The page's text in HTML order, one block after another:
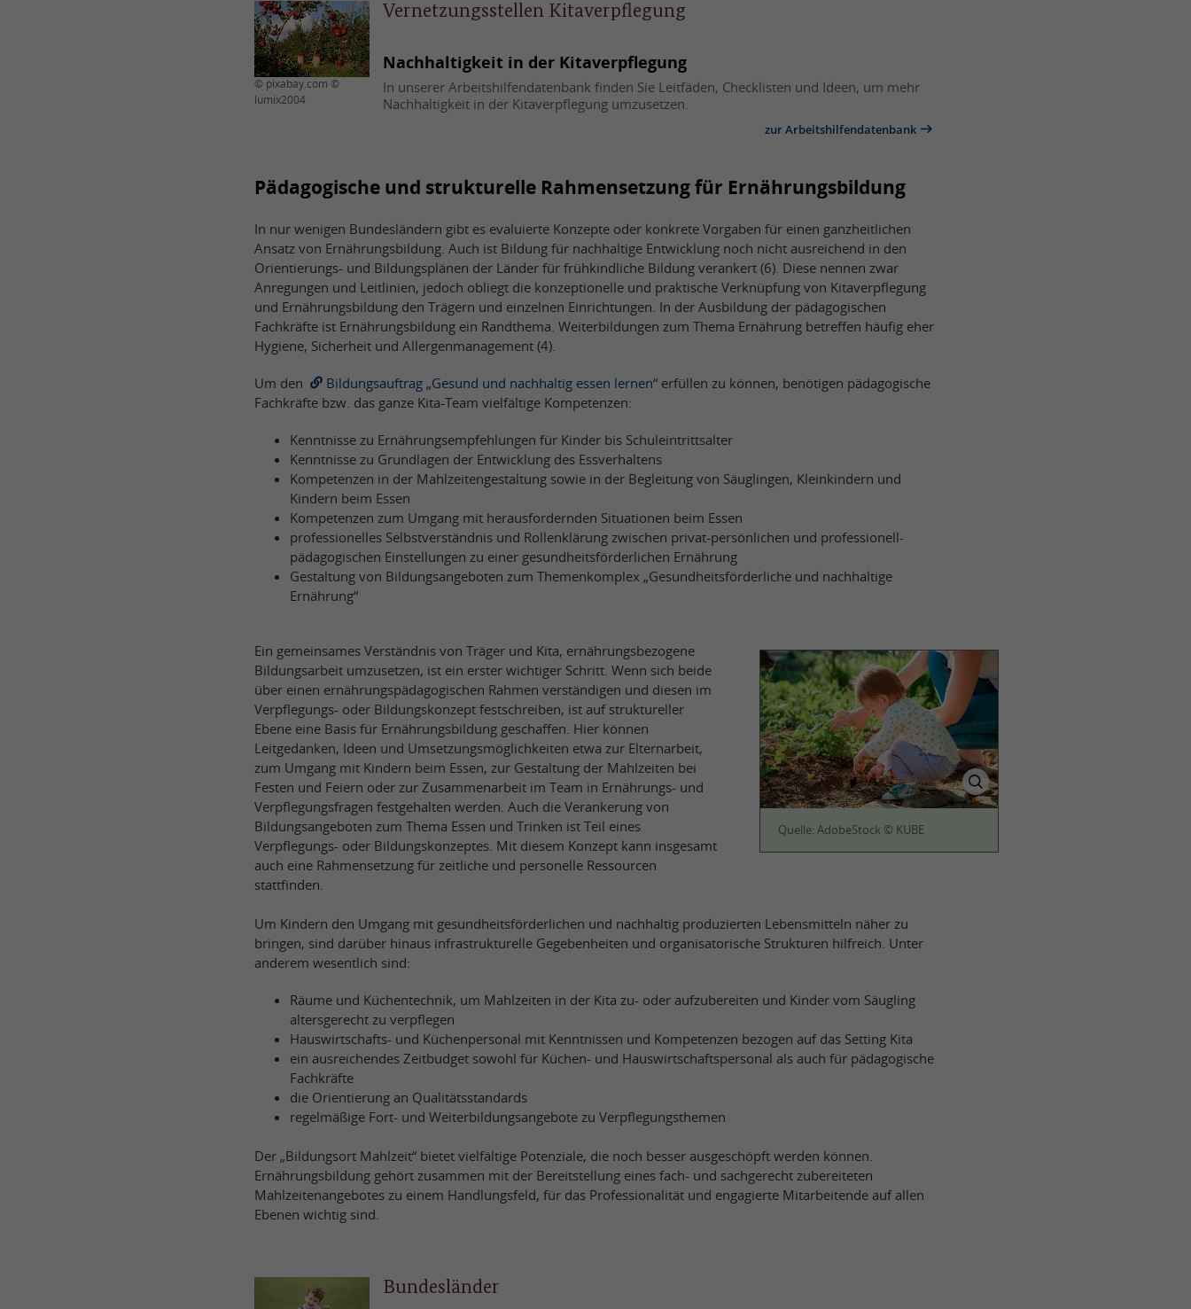
© pixabay.com ©
lumix2004
Vernetzungsstellen Kitaverpflegung
Nachhaltigkeit in der Kitaverpflegung
In unserer Arbeitshilfendatenbank finden Sie Leitfäden, Checklisten und Ideen, um mehr
Nachhaltigkeit in der Kitaverpflegung umzusetzen.
zur Arbeitshilfendatenbank
Pädagogische und strukturelle Rahmensetzung für Ernährungsbildung
In nur wenigen Bundesländern gibt es evaluierte Konzepte oder konkrete Vorgaben für einen ganzheitlichen
Ansatz von Ernährungsbildung. Auch ist Bildung für nachhaltige Entwicklung noch nicht ausreichend in den
Orientierungs- und Bildungsplänen der Länder für frühkindliche Bildung verankert (6). Diese nennen zwar
Anregungen und Leitlinien, jedoch obliegt die konzeptionelle und praktische Verknüpfung von Kitaverpflegung
und Ernährungsbildung den Trägern und einzelnen Einrichtungen. In der Ausbildung der pädagogischen
Fachkräfte ist Ernährungsbildung ein Randthema. Weiterbildungen zum Thema Ernährung betreffen häufig eher
Hygiene, Sicherheit und Allergenmanagement (4).
Um den Bildungsauftrag „Gesund und nachhaltig essen lernen“ erfüllen zu können, benötigen pädagogische
Fachkräfte bzw. das ganze Kita-Team vielfältige Kompetenzen:
Kenntnisse zu Ernährungsempfehlungen für Kinder bis Schuleintrittsalter
Kenntnisse zu Grundlagen der Entwicklung des Essverhaltens
Kompetenzen in der Mahlzeitengestaltung sowie in der Begleitung von Säuglingen, Kleinkindern und
Kindern beim Essen
Kompetenzen zum Umgang mit herausfordernden Situationen beim Essen
professionelles Selbstverständnis und Rollenklärung zwischen privat-persönlichen und professionell-
pädagogischen Einstellungen zu einer gesundheitsförderlichen Ernährung
Gestaltung von Bildungsangeboten zum Themenkomplex „Gesundheitsförderliche und nachhaltige
Ernährung“
Quelle: AdobeStock © KUBE
Ein gemeinsames Verständnis von Träger und Kita, ernährungsbezogene
Bildungsarbeit umzusetzen, ist ein erster wichtiger Schritt. Wenn sich beide
über einen ernährungspädagogischen Rahmen verständigen und diesen im
Verpflegungs- oder Bildungskonzept festschreiben, ist auf struktureller
Ebene eine Basis für Ernährungsbildung geschaffen. Hier können
Leitgedanken, Ideen und Umsetzungsmöglichkeiten etwa zur Elternarbeit,
zum Umgang mit Kindern beim Essen, zur Gestaltung der Mahlzeiten bei
Festen und Feiern oder zur Zusammenarbeit im Team in Ernährungs- und
Verpflegungsfragen festgehalten werden. Auch die Verankerung von
Bildungsangeboten zum Thema Essen und Trinken ist Teil eines
Verpflegungs- oder Bildungskonzeptes. Mit diesem Konzept kann insgesamt
auch eine Rahmensetzung für zeitliche und personelle Ressourcen
stattfinden.
Um Kindern den Umgang mit gesundheitsförderlichen und nachhaltig produzierten Lebensmitteln näher zu
bringen, sind darüber hinaus infrastrukturelle Gegebenheiten und organisatorische Strukturen hilfreich. Unter
anderem wesentlich sind:
Räume und Küchentechnik, um Mahlzeiten in der Kita zu- oder aufzubereiten und Kinder vom Säugling
altersgerecht zu verpflegen
Hauswirtschafts- und Küchenpersonal mit Kenntnissen und Kompetenzen bezogen auf das Setting Kita
ein ausreichendes Zeitbudget sowohl für Küchen- und Hauswirtschaftspersonal als auch für pädagogische
Fachkräfte
die Orientierung an Qualitätsstandards
regelmäßige Fort- und Weiterbildungsangebote zu Verpflegungsthemen
Der „Bildungsort Mahlzeit“ bietet vielfältige Potenziale, die noch besser ausgeschöpft werden können.
Ernährungsbildung gehört zusammen mit der Bereitstellung eines fach- und sachgerecht zubereiteten
Mahlzeitenangebotes zu einem Handlungsfeld, für das Professionalität und engagierte Mitarbeitende auf allen
Ebenen wichtig sind.
Bundesländer